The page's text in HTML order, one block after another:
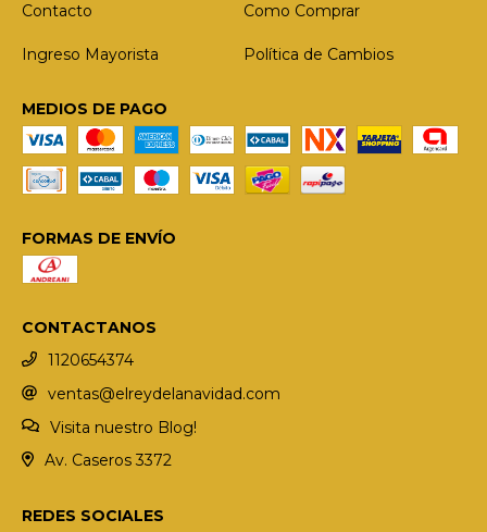
Contacto Como Comprar
Ingreso Mayorista Política de Cambios
MEDIOS DE PAGO
FORMAS DE ENVÍO
CONTACTANOS
1120654374
ventas@elreydelanavidad.com
Visita nuestro Blog!
Av. Caseros 3372
REDES SOCIALES